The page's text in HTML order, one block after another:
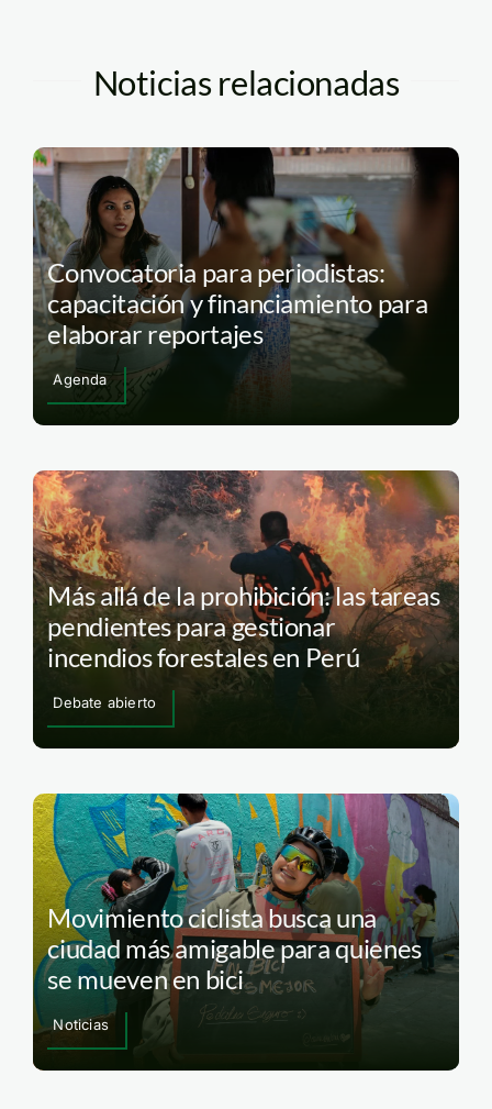
Noticias relacionadas
Convocatoria para periodistas:
capacitación y financiamiento para
elaborar reportajes
Agenda
Más allá de la prohibición: las tareas
pendientes para gestionar
incendios forestales en Perú
Debate abierto
Movimiento ciclista busca una
ciudad más amigable para quienes
se mueven en bici
Noticias